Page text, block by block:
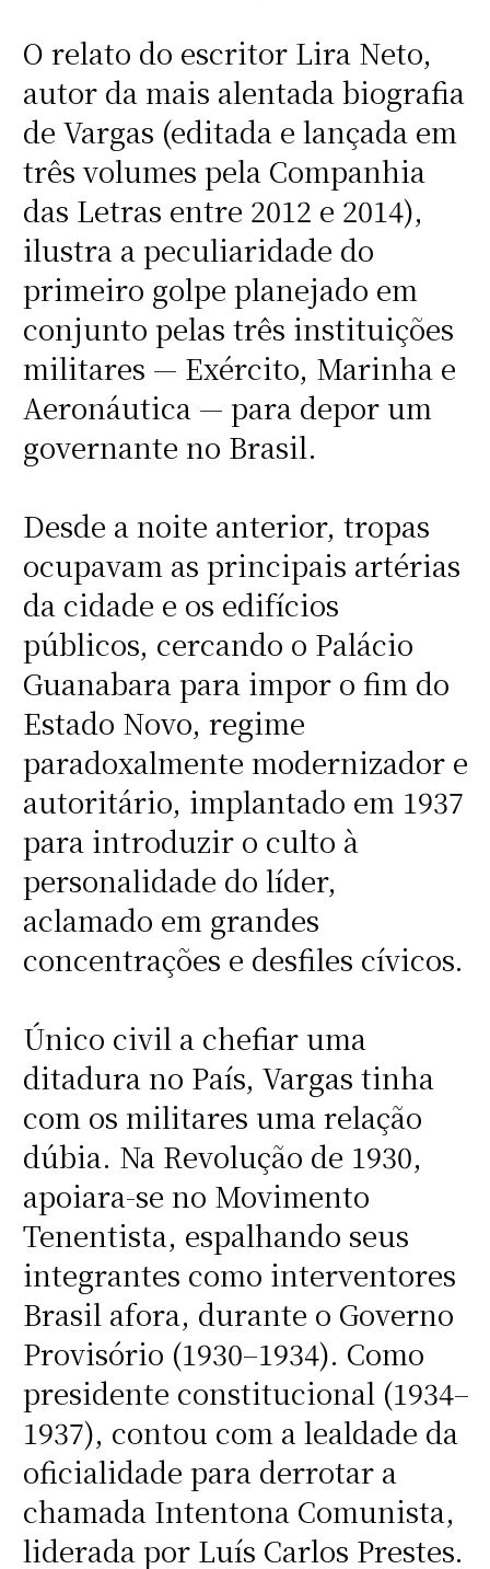
O relato do escritor Lira Neto,
autor da mais alentada biografia
de Vargas (editada e lançada em
três volumes pela Companhia
das Letras entre 2012 e 2014),
ilustra a peculiaridade do
primeiro golpe planejado em
conjunto pelas três instituições
militares — Exército, Marinha e
Aeronáutica — para depor um
governante no Brasil.
Desde a noite anterior, tropas
ocupavam as principais artérias
da cidade e os edifícios
públicos, cercando o Palácio
Guanabara para impor o fim do
Estado Novo, regime
paradoxalmente modernizador e
autoritário, implantado em 1937
para introduzir o culto à
personalidade do líder,
aclamado em grandes
concentrações e desfiles cívicos.
Único civil a chefiar uma
ditadura no País, Vargas tinha
com os militares uma relação
dúbia. Na Revolução de 1930,
apoiara-se no Movimento
Tenentista, espalhando seus
integrantes como interventores
Brasil afora, durante o Governo
Provisório (1930–1934). Como
presidente constitucional (1934–
1937), contou com a lealdade da
oficialidade para derrotar a
chamada Intentona Comunista,
liderada por Luís Carlos Prestes.